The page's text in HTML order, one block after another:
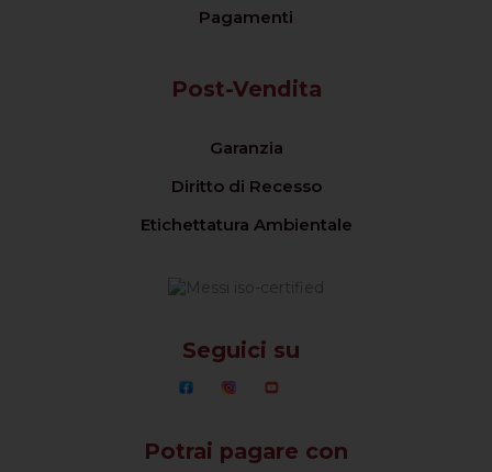
Pagamenti
Post-Vendita
Garanzia
Diritto di Recesso
Etichettatura Ambientale
Seguici su
Potrai pagare con